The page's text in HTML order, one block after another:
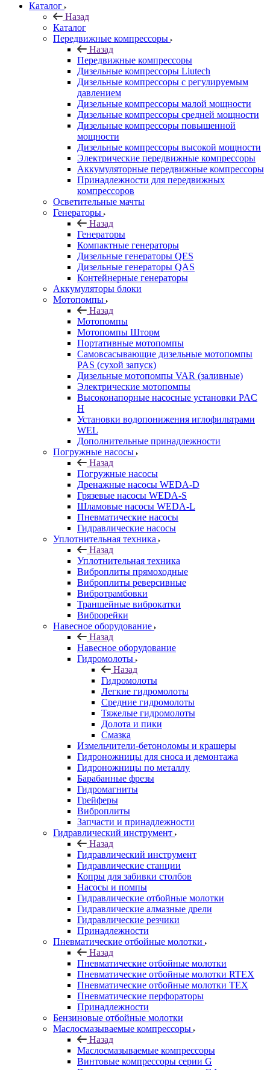
Каталог
Назад
Каталог
Передвижные компрессоры
Назад
Передвижные компрессоры
Дизельные компрессоры Liutech
Дизельные компрессоры с регулируемым
давлением
Дизельные компрессоры малой мощности
Дизельные компрессоры средней мощности
Дизельные компрессоры повышенной
мощности
Дизельные компрессоры высокой мощности
Электрические передвижные компрессоры
Аккумуляторные передвижные компрессоры
Принадлежности для передвижных
компрессоров
Осветительные мачты
Генераторы
Назад
Генераторы
Компактные генераторы
Дизельные генераторы QES
Дизельные генераторы QAS
Контейнерные генераторы
Аккумуляторы блоки
Мотопомпы
Назад
Мотопомпы
Мотопомпы Шторм
Портативные мотопомпы
Самовсасывающие дизельные мотопомпы
PAS (сухой запуск)
Дизельные мотопомпы VAR (заливные)
Электрические мотопомпы
Высоконапорные насосные установки PAC
H
Установки водопонижения иглофильтрами
WEL
Дополнительные принадлежности
Погружные насосы
Назад
Погружные насосы
Дренажные насосы WEDA-D
Грязевые насосы WEDA-S
Шламовые насосы WEDA-L
Пневматические насосы
Гидравлические насосы
Уплотнительная техника
Назад
Уплотнительная техника
Виброплиты прямоходные
Виброплиты реверсивные
Вибротрамбовки
Траншейные виброкатки
Виброрейки
Навесное оборудование
Назад
Навесное оборудование
Гидромолоты
Назад
Гидромолоты
Легкие гидромолоты
Средние гидромолоты
Тяжелые гидромолоты
Долота и пики
Смазка
Измельчители-бетоноломы и крашеры
Гидроножницы для сноса и демонтажа
Гидроножницы по металлу
Барабанные фрезы
Гидромагниты
Грейферы
Виброплиты
Запчасти и принадлежности
Гидравлический инструмент
Назад
Гидравлический инструмент
Гидравлические станции
Копры для забивки столбов
Насосы и помпы
Гидравлические отбойные молотки
Гидравлические алмазные дрели
Гидравлические резчики
Принадлежности
Пневматические отбойные молотки
Назад
Пневматические отбойные молотки
Пневматические отбойные молотки RTEX
Пневматические отбойные молотки TEX
Пневматические перфораторы
Принадлежности
Бензиновые отбойные молотки
Маслосмазываемые компрессоры
Назад
Маслосмазываемые компрессоры
Винтовые компрессоры серии G